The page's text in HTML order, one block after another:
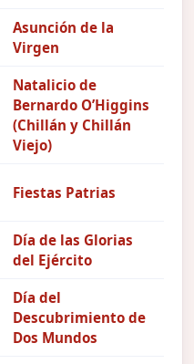
Asunción de la
Virgen
Natalicio de
Bernardo O’Higgins
(Chillán y Chillán
Viejo)
Fiestas Patrias
Día de las Glorias
del Ejército
Día del
Descubrimiento de
Dos Mundos